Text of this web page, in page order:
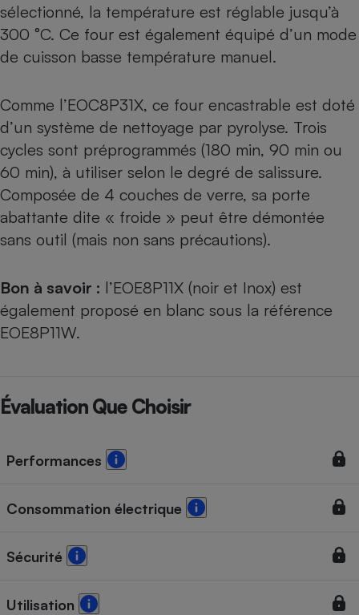
sélectionné, la température est réglable jusqu’à
300 °C. Ce four est également équipé d’un mode
de cuisson basse température manuel.
Comme l’EOC8P31X, ce four encastrable est doté
d’un système de nettoyage par pyrolyse. Trois
cycles sont préprogrammés (180 min, 90 min ou
60 min), à utiliser selon le degré de salissure.
Composée de 4 couches de verre, sa porte
abattante dite « froide » peut être démontée
sans outil (mais non sans précautions).
Bon à savoir : l’EOE8P11X (noir et Inox) est
également proposé en blanc sous la référence
EOE8P11W.
Évaluation Que Choisir
Performances
Consommation électrique
Sécurité
Utilisation